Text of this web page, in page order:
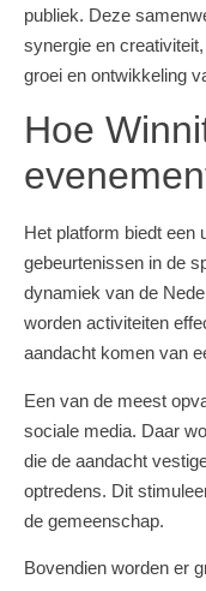
publiek. Deze
synergie en
groei en ontwikkeling
Hoe
Het platform biedt een
gebeurtenissen in de
dynamiek van de
worden activiteiten
aandacht komen van
Een van de meest
sociale media. Daar
die de aandacht
optredens. Dit
de gemeenschap.
Bovendien worden er